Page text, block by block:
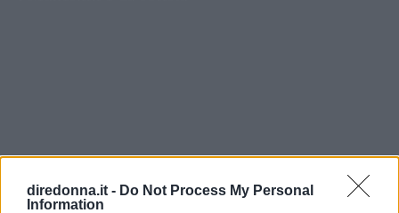
diredonna.it - Do Not Process My Personal
Information
Articolia tema